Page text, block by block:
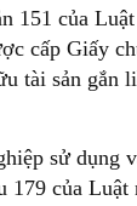
151 của
cấp Giấy
tài sản gắn
sử dụng
179 của Luật